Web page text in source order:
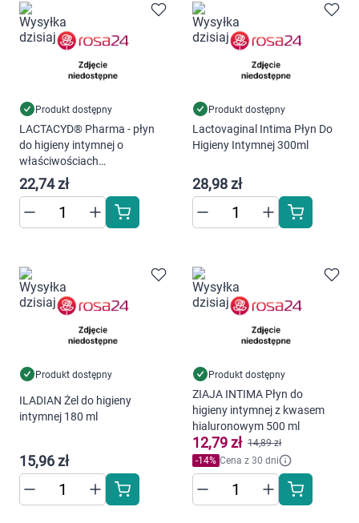
Produkt dostępny
LACTACYD® Pharma - płyn
do higieny intymnej o
właściwościach
przeciwgrzybiczych, 250 ml
22,74 zł
Produkt dostępny
Lactovaginal Intima Płyn Do
Higieny Intymnej 300ml
28,98 zł
Produkt dostępny
ILADIAN Żel do higieny
intymnej 180 ml
15,96 zł
Produkt dostępny
ZIAJA INTIMA Płyn do
higieny intymnej z kwasem
hialuronowym 500 ml
12,79 zł 14,89 zł
-14% Cena z 30 dni